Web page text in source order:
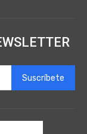
Suscríbete